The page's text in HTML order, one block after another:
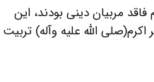
مربیان دینی بودند، این
الله علیه وآله) تربیت